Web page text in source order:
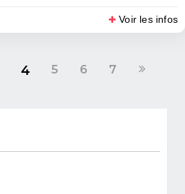
Voir les infos
4 5 6 7